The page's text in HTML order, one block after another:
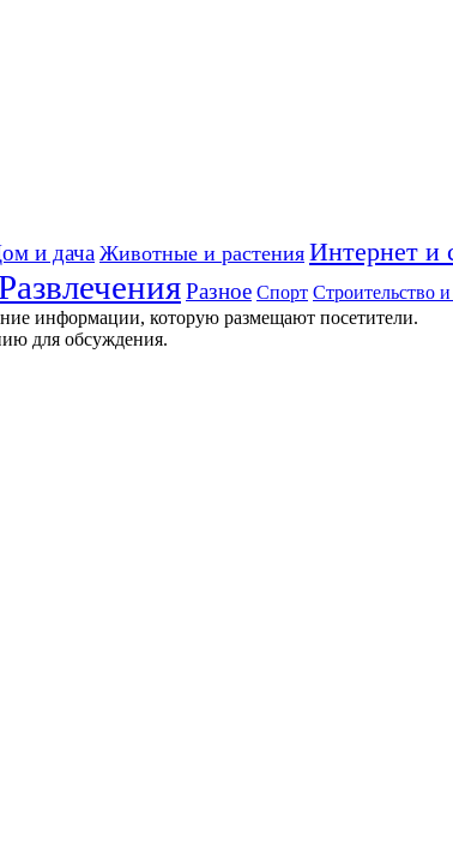
и дачаЖивотные и растения Интернет и
Разное Спорт Строительство
информации, которую размещают посетители.
для обсуждения.